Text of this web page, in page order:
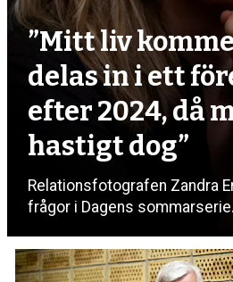
”Mitt liv
delas in i ett
efter 2024, då
hastigt dog”
Relationsfotografen Zandra
frågor i Dagens sommarserie.